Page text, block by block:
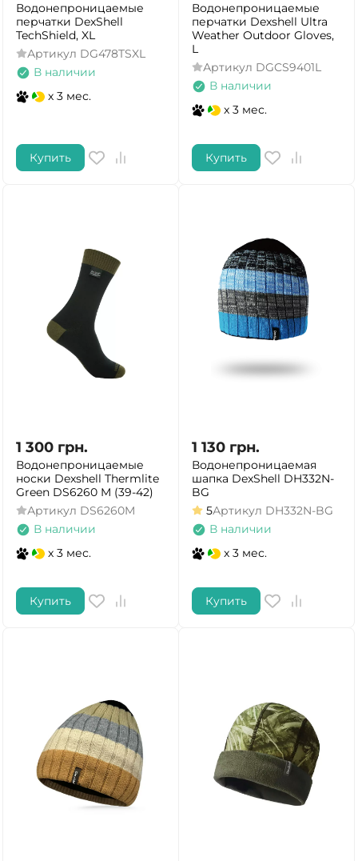
Водонепроницаемые
перчатки DexShell
TechShield, XL
Артикул DG478TSXL
В наличии
x 3 мес.
Купить
Водонепроницаемые
перчатки Dexshell Ultra
Weather Outdoor Gloves,
L
Артикул DGCS9401L
В наличии
x 3 мес.
Купить
1 300 грн.
Водонепроницаемые
носки Dexshell Thermlite
Green DS6260 M (39-42)
Артикул DS6260M
В наличии
x 3 мес.
Купить
1 130 грн.
Водонепроницаемая
шапка DexShell DH332N-
BG
5Артикул DH332N-BG
В наличии
x 3 мес.
Купить